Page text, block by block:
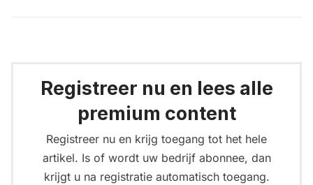
Registreer nu en lees alle
premium content
Registreer nu en krijg toegang tot het hele
artikel. Is of wordt uw bedrijf abonnee, dan
krijgt u na registratie automatisch toegang.